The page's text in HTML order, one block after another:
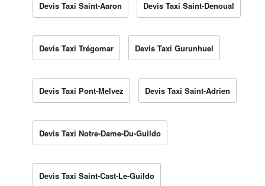
Devis Taxi Saint-Aaron Devis Taxi Saint-Denoual
Devis Taxi Trégomar Devis Taxi Gurunhuel
Devis Taxi Pont-Melvez Devis Taxi Saint-Adrien
Devis Taxi Notre-Dame-Du-Guildo
Devis Taxi Saint-Cast-Le-Guildo